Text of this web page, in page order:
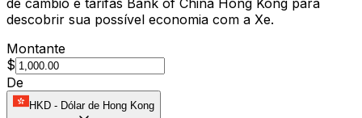
descobrir sua possível economia com a Xe.
Montante
$
De
HKD - Dólar de Hong Kong